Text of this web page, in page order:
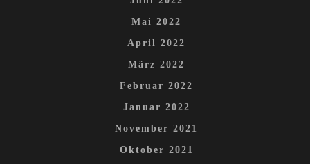
Mai 2022
April 2022
März 2022
Februar 2022
Januar 2022
November 2021
Oktober 2021